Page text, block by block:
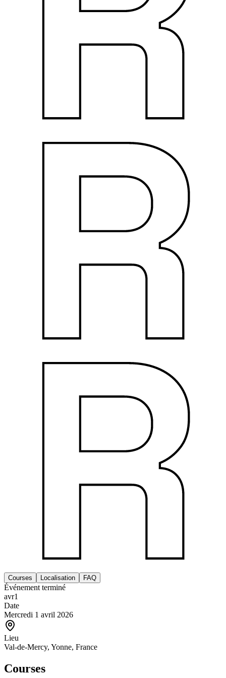
Courses Localisation FAQ
Événement terminé
avr1
Date
Mercredi 1 avril 2026
Lieu
Val-de-Mercy, Yonne, France
Courses